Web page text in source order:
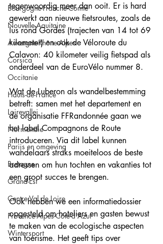
Bourgogne-Franche-Comté
Nouvelle-Aquitaine
Auvergne-Rhône-Alpes
Corsica
Occitanie
Hauts-de-France
Loirevallei
Normandie
Parijs en omgeving
Bretagne
Grand-Est
Centre Val de Loire
Provence-Alpes-Côte-d'Azur
Wintersport
tegenwoordig meer dan ooit. Er is hard
gewerkt aan nieuwe fietsroutes, zoals de
lus rond Gordes (trajecten van 14 tot 69
kilometer) en ook de Véloroute du
Calavon: 40 kilometer veilig fietspad als
onderdeel van de EuroVélo nummer 8.
Wat de Luberon als wandelbestemming
betreft: samen met het departement en
de organisatie FFRandonnée gaan we
het label Compagnons de Route
introduceren. Via dit label kunnen
wandelaars straks moeiteloos de beste
adressen om hun tochten en vakanties tot
een groot succes te brengen.
Ook hebben we een informatiedossier
opgesteld om hoteliers en gasten bewust
te maken van de ecologische aspecten
van toerisme. Het geeft tips over